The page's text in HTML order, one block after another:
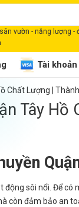
vườn - năng lượng -
Tài
Chất Lượng |
Tây
động sôi nổi. Để
còn đảm bảo an